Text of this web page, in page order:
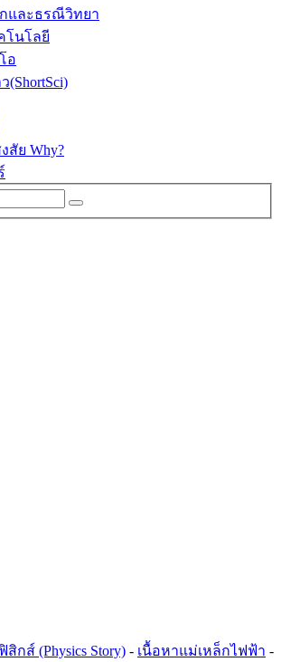
และธรณีวิทยา
โนโลยี
อ
(ShortSci)
สัย Why?
กส์ (Physics Story) - เนื้อหาแม่เหล็กไฟฟ้า -